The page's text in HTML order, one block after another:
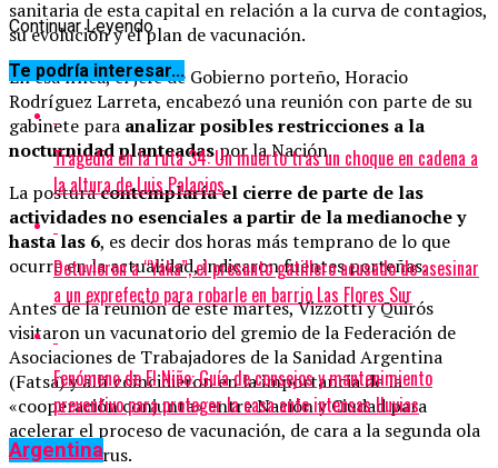
sanitaria de esta capital en relación a la curva de contagios,
su evolución y el plan de vacunación.
En esa línea, el jefe de Gobierno porteño, Horacio
Rodríguez Larreta, encabezó una reunión con parte de su
gabinete para analizar posibles restricciones a la
nocturnidad planteadaspor la Nación.
La posturacontemplaría el cierre de parte de las
actividades no esenciales a partir de la medianoche y
hasta las 6, es decir dos horas más temprano de lo que
ocurre en la actualidad, indicaron fuentes porteñas.
Antes de la reunión de este martes, Vizzotti y Quirós
visitaron un vacunatorio del gremio de la Federación de
Asociaciones de Trabajadores de la Sanidad Argentina
(Fatsa) y allí coincidieron en la importancia de la
«cooperación conjunta» entre Nación y Ciudad para
acelerar el proceso de vacunación, de cara a la segunda ola
de coronavirus.
Continuar Leyendo
Te podría interesar...
Tragedia en la ruta 34: Un muerto tras un choque en cadena a
la altura de Luis Palacios
Detuvieron a “Yaka”, el presunto gatillero acusado de asesinar
a un exprefecto para robarle en barrio Las Flores Sur
Fenómeno de El Niño: Guía de consejos y mantenimiento
preventivo para proteger la casa ante intensas lluvias
Argentina